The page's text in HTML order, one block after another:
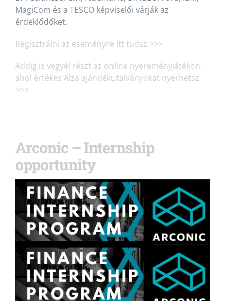
MagiCom és a TESCO képviselői várják az
érdeklődőket.
Regisztrálni az eseményre itt tudsz >>>
Addig is vegyél részt az online nyereményjátékon,
ahol értékes Alza ajándékutalványokat nyerhetsz
>>>
Arconic – Internship
opportunity